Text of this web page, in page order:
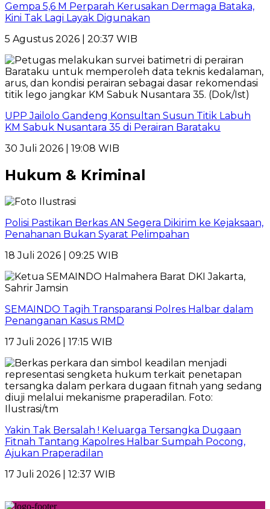
Gempa 5,6 M Perparah Kerusakan Dermaga Bataka,
Kini Tak Lagi Layak Digunakan
5 Agustus 2026 | 20:37 WIB
UPP Jailolo Gandeng Konsultan Susun Titik Labuh
KM Sabuk Nusantara 35 di Perairan Barataku
30 Juli 2026 | 19:08 WIB
Hukum & Kriminal
Polisi Pastikan Berkas AN Segera Dikirim ke Kejaksaan,
Penahanan Bukan Syarat Pelimpahan
18 Juli 2026 | 09:25 WIB
SEMAINDO Tagih Transparansi Polres Halbar dalam
Penanganan Kasus RMD
17 Juli 2026 | 17:15 WIB
Yakin Tak Bersalah ! Keluarga Tersangka Dugaan
Fitnah Tantang Kapolres Halbar Sumpah Pocong,
Ajukan Praperadilan
17 Juli 2026 | 12:37 WIB